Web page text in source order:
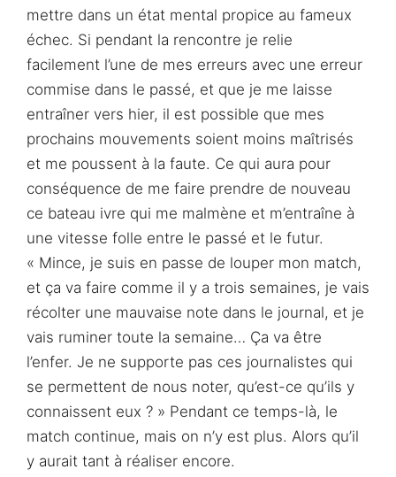
mettre dans un état mental propice au fameux
échec. Si pendant la rencontre je relie
facilement l’une de mes erreurs avec une erreur
commise dans le passé, et que je me laisse
entraîner vers hier, il est possible que mes
prochains mouvements soient moins maîtrisés
et me poussent à la faute. Ce qui aura pour
conséquence de me faire prendre de nouveau
ce bateau ivre qui me malmène et m’entraîne à
une vitesse folle entre le passé et le futur.
« Mince, je suis en passe de louper mon match,
et ça va faire comme il y a trois semaines, je vais
récolter une mauvaise note dans le journal, et je
vais ruminer toute la semaine… Ça va être
l’enfer. Je ne supporte pas ces journalistes qui
se permettent de nous noter, qu’est-ce qu’ils y
connaissent eux ? » Pendant ce temps-là, le
match continue, mais on n’y est plus. Alors qu’il
y aurait tant à réaliser encore.